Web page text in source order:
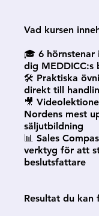
Vad kursen
🎓 6 hörnstenar
dig
🛠 Praktiska
direkt till
🎥
Nordens mest
säljutbildning
📊 Sales
verktyg för att
beslutsfattare
Resultat du kan